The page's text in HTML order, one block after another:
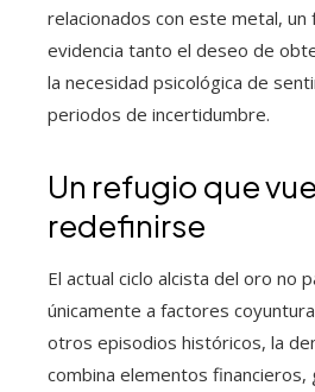
relacionados con este metal, un
evidencia tanto el deseo de
la necesidad psicológica de
periodos de incertidumbre.
Un refugio que
redefinirse
El actual ciclo alcista del oro no
únicamente a factores
otros episodios históricos, la
combina elementos financieros,